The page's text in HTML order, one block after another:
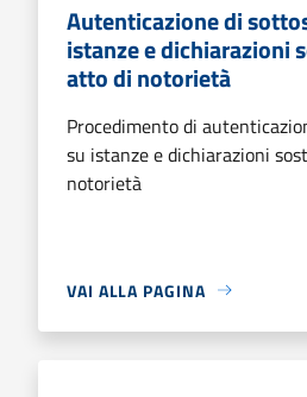
Autenticazione di
istanze e dichiarazioni
atto di notorietà
Procedimento di
su istanze e dichiarazioni
notorietà
VAI ALLA PAGINA